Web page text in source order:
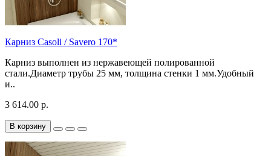
Карниз Casoli / Savero 170*
Карниз выполнен из нержавеющей полированной
стали.Диаметр трубы 25 мм, толщина стенки 1 мм.Удобный
и..
3 614.00 р.
В корзину